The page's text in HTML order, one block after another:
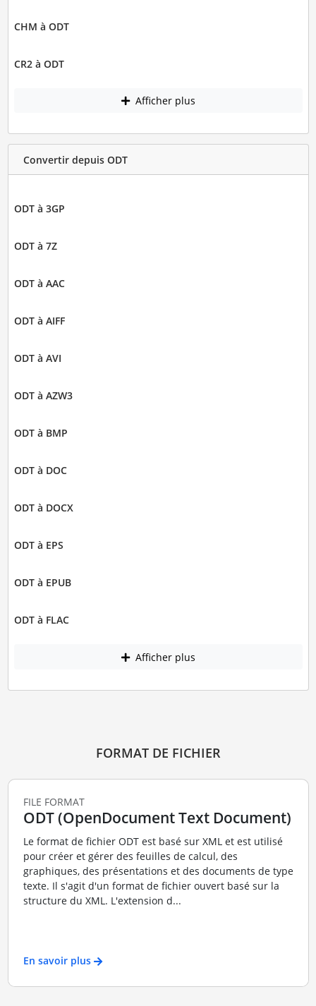
CHM à ODT
CR2 à ODT
Afficher plus
Convertir depuis ODT
ODT à 3GP
ODT à 7Z
ODT à AAC
ODT à AIFF
ODT à AVI
ODT à AZW3
ODT à BMP
ODT à DOC
ODT à DOCX
ODT à EPS
ODT à EPUB
ODT à FLAC
Afficher plus
FORMAT DE FICHIER
FILE FORMAT
ODT (OpenDocument Text Document)
Le format de fichier ODT est basé sur XML et est utilisé
pour créer et gérer des feuilles de calcul, des
graphiques, des présentations et des documents de type
texte. Il s'agit d'un format de fichier ouvert basé sur la
structure du XML. L'extension d...
En savoir plus